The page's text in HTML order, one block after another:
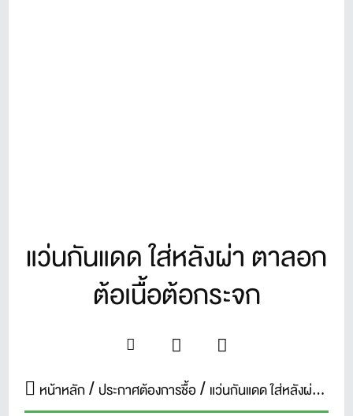
แว่นกันแดด ใส่หลังผ่า ตาลอก
ต้อเนื้อต้อกระจก
หน้าหลัก ประกาศต้องการชื้อ แว่นกันแดด ใส่หลังผ่า ตาลอกต้อเนื้อต้อกระจก